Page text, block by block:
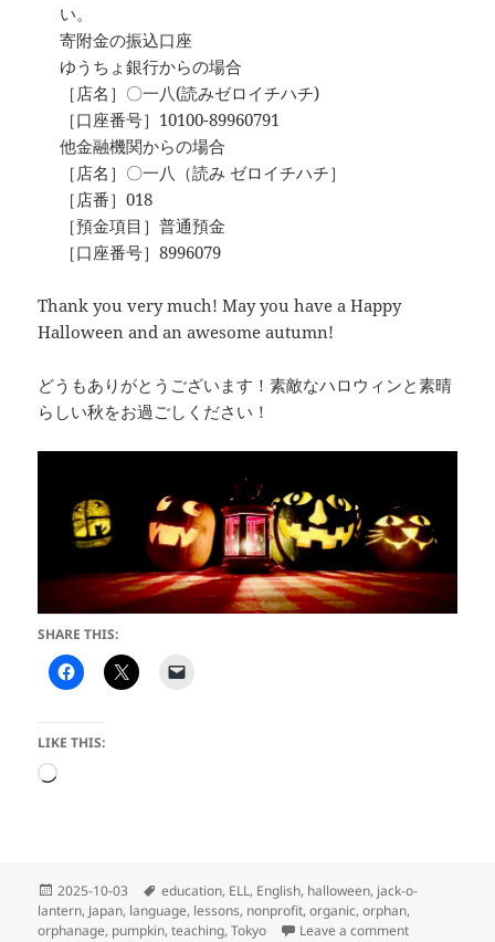
い。
寄附金の振込口座
ゆうちょ銀行からの場合
［店名］〇一八(読みゼロイチハチ)
［口座番号］10100-89960791
他金融機関からの場合
［店名］〇一八（読み ゼロイチハチ］
［店番］018
［預金項目］普通預金
［口座番号］8996079
Thank you very much! May you have a Happy
Halloween and an awesome autumn!
どうもありがとうございます！素敵なハロウィンと素晴
らしい秋をお過ごしください！
SHARE THIS:
LIKE THIS:
Loading…
Posted
on
2025-10-03 Tags
education, ELL, English, halloween, jack-o-
lantern, Japan, language, lessons, nonprofit,organic,orphan,
orphanage, pumpkin,teaching,Tokyo Leave a commenton JOEE